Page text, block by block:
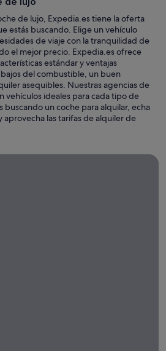
de lujo, Expedia.es tiene la oferta
estás buscando. Elige un vehículo
de viaje con la tranquilidad de
el mejor precio. Expedia.es ofrece
estándar y ventajas
del combustible, un buen
asequibles. Nuestras agencias de
vehículos ideales para cada tipo de
buscando un coche para alquilar, echa
aprovecha las tarifas de alquiler de